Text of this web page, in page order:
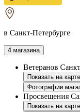
в Санкт-Петербурге
4 магазина
Ветеранов
Показать на карте
Фотографии
Просвещения
Показать на карте